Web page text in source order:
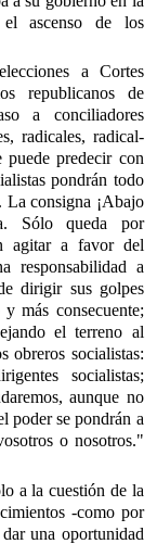
ascenso de los
a Cortes
republicanos de
a conciliadores
radicales, radical-
puede predecir con
pondrán todo
La consigna ¡Abajo
Sólo queda por
agitar a favor del
responsabilidad a
dirigir sus golpes
más consecuente;
el terreno al
obreros socialistas:
socialistas;
aunque no
poder se pondrán a
o nosotros."
a la cuestión de la
-como por
una oportunidad